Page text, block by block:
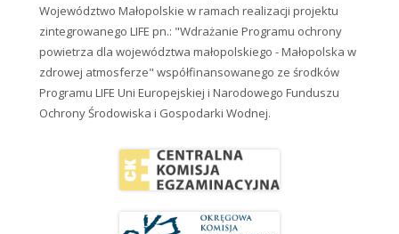
Województwo Małopolskie w ramach realizacji projektu
zintegrowanego LIFE pn.: "Wdrażanie Programu ochrony
powietrza dla województwa małopolskiego - Małopolska w
zdrowej atmosferze" współfinansowanego ze środków
Programu LIFE Uni Europejskiej i Narodowego Funduszu
Ochrony Środowiska i Gospodarki Wodnej.